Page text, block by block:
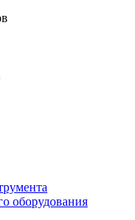
оборудования